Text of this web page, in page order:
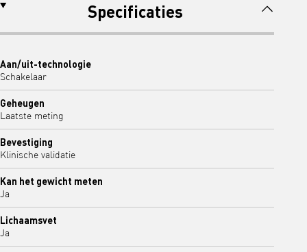
Specificaties
Aan/uit-technologie
Schakelaar
Geheugen
Laatste meting
Bevestiging
Klinische validatie
Kan het gewicht meten
Ja
Lichaamsvet
Ja